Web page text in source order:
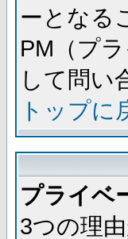
ーとなる
PM（プ
して問い
トップに
プライベ
3つの理